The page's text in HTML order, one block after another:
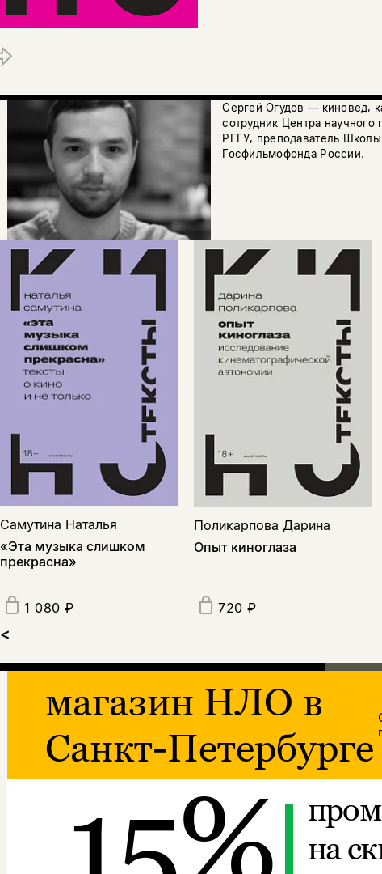
Сергей Огудов — киновед,
сотрудник Центра научного
РГГУ, преподаватель
Госфильмофонда России.
Самутина Наталья
«Эта музыка слишком
прекрасна»
1 080 ₽
Поликарпова Дарина
Опыт киноглаза
720 ₽
<
магазин НЛО в
Санкт-Петербурге
15%
на